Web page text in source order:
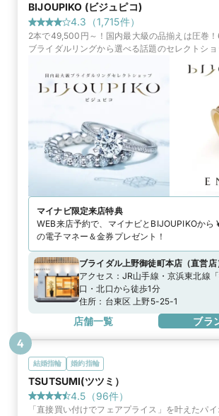
BIJOUPIKO (ビジュピコ)
4.3 （1,715件）
2本で49,500円～！国内最大級の品揃えは圧巻
ブライダルリングから選べる話題のセレクトシ
マイナビ限定来店特典
WEB来店予約で、マイナビとBIJOUPIKOから
の電子マネー＆金券プレゼント！
ブライダル上野御徒町本店 （直営店
アクセス： JR山手線・京浜東北線
口・北口から徒歩1分
住所： 台東区 上野5-25-1
店舗一覧 ブラ
結婚指輪 婚約指輪
TSUTSUMI(ツツミ）
4.5 （96件）
「直接買い付けでフェアプライス」を叶えたパ
4